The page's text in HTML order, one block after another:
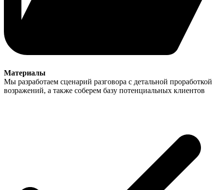
Материалы
Мы разработаем сценарий разговора с детальной проработкой
возражений, а также соберем базу потенциальных клиентов